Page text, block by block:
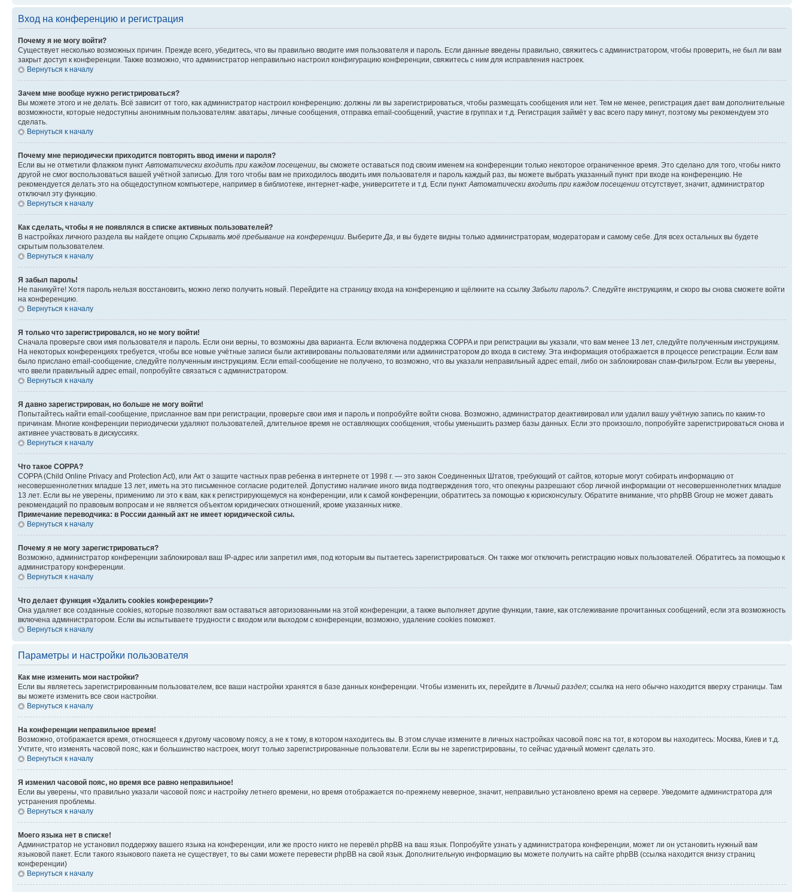
Вход на конференцию и регистрация
Почему я не могу войти?
Существует несколько возможных причин. Прежде всего, убедитесь, что вы правильно вводите имя пользователя и пароль. Если данные введены правильно, свяжитесь с администратором, чтобы проверить, не был ли вам
закрыт доступ к конференции. Также возможно, что администратор неправильно настроил конфигурацию конференции, свяжитесь с ним для исправления настроек.
Вернуться к началу
Зачем мне вообще нужно регистрироваться?
Вы можете этого и не делать. Всё зависит от того, как администратор настроил конференцию: должны ли вы зарегистрироваться, чтобы размещать сообщения или нет. Тем не менее, регистрация дает вам дополнительные
возможности, которые недоступны анонимным пользователям: аватары, личные сообщения, отправка email-сообщений, участие в группах и т.д. Регистрация займёт у вас всего пару минут, поэтому мы рекомендуем это
сделать.
Вернуться к началу
Почему мне периодически приходится повторять ввод имени и пароля?
Если вы не отметили флажком пункт Автоматически входить при каждом посещении , вы сможете оставаться под своим именем на конференции только некоторое ограниченное время. Это сделано для того, чтобы никто
другой не смог воспользоваться вашей учётной записью. Для того чтобы вам не приходилось вводить имя пользователя и пароль каждый раз, вы можете выбрать указанный пункт при входе на конференцию. Не
рекомендуется делать это на общедоступном компьютере, например в библиотеке, интернет-кафе, университете и т.д. Если пункт Автоматически входить при каждом посещении отсутствует, значит, администратор
отключил эту функцию.
Вернуться к началу
Как сделать, чтобы я не появлялся в списке активных пользователей?
В настройках личного раздела вы найдете опцию Скрывать моё пребывание на конференции . Выберите Да , и вы будете видны только администраторам, модераторам и самому себе. Для всех остальных вы будете
скрытым пользователем.
Вернуться к началу
Я забыл пароль!
Не паникуйте! Хотя пароль нельзя восстановить, можно легко получить новый. Перейдите на страницу входа на конференцию и щёлкните на ссылку Забыли пароль? . Следуйте инструкциям, и скоро вы снова сможете войти
на конференцию.
Вернуться к началу
Я только что зарегистрировался, но не могу войти!
Сначала проверьте свои имя пользователя и пароль. Если они верны, то возможны два варианта. Если включена поддержка COPPA и при регистрации вы указали, что вам менее 13 лет, следуйте полученным инструкциям.
На некоторых конференциях требуется, чтобы все новые учётные записи были активированы пользователями или администратором до входа в систему. Эта информация отображается в процессе регистрации. Если вам
было прислано email-сообщение, следуйте полученным инструкциям. Если email-сообщение не получено, то возможно, что вы указали неправильный адрес email, либо он заблокирован спам-фильтром. Если вы уверены,
что ввели правильный адрес email, попробуйте связаться с администратором.
Вернуться к началу
Я давно зарегистрирован, но больше не могу войти!
Попытайтесь найти email-сообщение, присланное вам при регистрации, проверьте свои имя и пароль и попробуйте войти снова. Возможно, администратор деактивировал или удалил вашу учётную запись по каким-то
причинам. Многие конференции периодически удаляют пользователей, длительное время не оставляющих сообщения, чтобы уменьшить размер базы данных. Если это произошло, попробуйте зарегистрироваться снова и
активнее участвовать в дискуссиях.
Вернуться к началу
Что такое COPPA?
COPPA (Child Online Privacy and Protection Act), или Акт о защите частных прав ребенка в интернете от 1998 г. — это закон Соединенных Штатов, требующий от сайтов, которые могут собирать информацию от
несовершеннолетних младше 13 лет, иметь на это письменное согласие родителей. Допустимо наличие иного вида подтверждения того, что опекуны разрешают сбор личной информации от несовершеннолетних младше
13 лет. Если вы не уверены, применимо ли это к вам, как к регистрирующемуся на конференции, или к самой конференции, обратитесь за помощью к юрисконсульту. Обратите внимание, что phpBB Group не может давать
рекомендаций по правовым вопросам и не является объектом юридических отношений, кроме указанных ниже.
Примечание переводчика: в России данный акт не имеет юридической силы.
Вернуться к началу
Почему я не могу зарегистрироваться?
Возможно, администратор конференции заблокировал ваш IP-адрес или запретил имя, под которым вы пытаетесь зарегистрироваться. Он также мог отключить регистрацию новых пользователей. Обратитесь за помощью к
администратору конференции.
Вернуться к началу
Что делает функция «Удалить cookies конференции»?
Она удаляет все созданные cookies, которые позволяют вам оставаться авторизованными на этой конференции, а также выполняет другие функции, такие, как отслеживание прочитанных сообщений, если эта возможность
включена администратором. Если вы испытываете трудности с входом или выходом с конференции, возможно, удаление cookies поможет.
Вернуться к началу
Параметры и настройки пользователя
Как мне изменить мои настройки?
Если вы являетесь зарегистрированным пользователем, все ваши настройки хранятся в базе данных конференции. Чтобы изменить их, перейдите в Личный раздел; ссылка на него обычно находится вверху страницы. Там
вы можете изменить все свои настройки.
Вернуться к началу
На конференции неправильное время!
Возможно, отображается время, относящееся к другому часовому поясу, а не к тому, в котором находитесь вы. В этом случае измените в личных настройках часовой пояс на тот, в котором вы находитесь: Москва, Киев и т.д.
Учтите, что изменять часовой пояс, как и большинство настроек, могут только зарегистрированные пользователи. Если вы не зарегистрированы, то сейчас удачный момент сделать это.
Вернуться к началу
Я изменил часовой пояс, но время все равно неправильное!
Если вы уверены, что правильно указали часовой пояс и настройку летнего времени, но время отображается по-прежнему неверное, значит, неправильно установлено время на сервере. Уведомите администратора для
устранения проблемы.
Вернуться к началу
Моего языка нет в списке!
Администратор не установил поддержку вашего языка на конференции, или же просто никто не перевёл phpBB на ваш язык. Попробуйте узнать у администратора конференции, может ли он установить нужный вам
языковой пакет. Если такого языкового пакета не существует, то вы сами можете перевести phpBB на свой язык. Дополнительную информацию вы можете получить на сайте phpBB (ссылка находится внизу страниц
конференции)
Вернуться к началу